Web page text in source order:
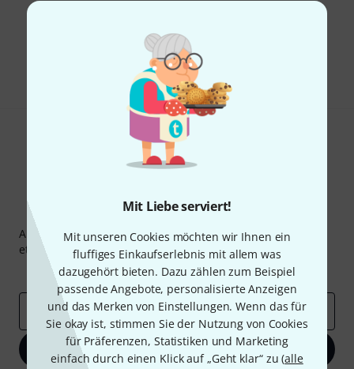
Mit Liebe serviert!
Mit unseren Cookies möchten wir Ihnen ein
fluffiges Einkaufserlebnis mit allem was
dazugehört bieten. Dazu zählen zum Beispiel
passende Angebote, personalisierte Anzeigen
und das Merken von Einstellungen. Wenn das für
Sie okay ist, stimmen Sie der Nutzung von Cookies
für Präferenzen, Statistiken und Marketing
einfach durch einen Klick auf „Geht klar“ zu (alle
Gefällt Ihnen, was Sie sehen?
Hilfe & Feedback
Thomann Newsletter
Abonniere den Thomann Newsletter und gewinne mit
etwas Glück einen von50 Gutscheinenüber jeweils
Inspirierende Beiträge
Deals Thomann Insights
E-Mail-Adresse*
Jetzt anmelden